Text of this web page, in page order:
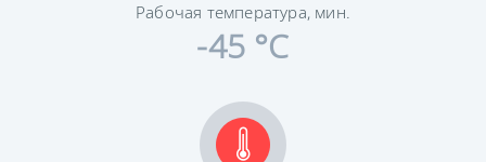
Рабочая температура, мин.
-45 °C